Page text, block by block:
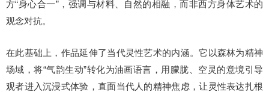
方“身心合一”，强调与材料、自然的相融，而非西方身体艺术的
观念对抗。
在此基础上，作品延伸了当代灵性艺术的内涵。它以森林为精神
场域，将“气韵生动”转化为油画语言，用朦胧、空灵的意境引导
观者进入沉浸式体验，直面当代人的精神焦虑，让灵性表达扎根